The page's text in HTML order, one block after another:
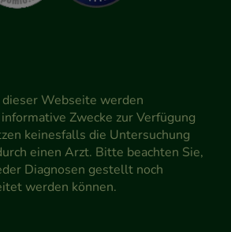
Webseite werden
Zwecke zur Verfügung
keinesfalls die Untersuchung
einen Arzt. Bitte beachten Sie,
Diagnosen gestellt noch
werden können.